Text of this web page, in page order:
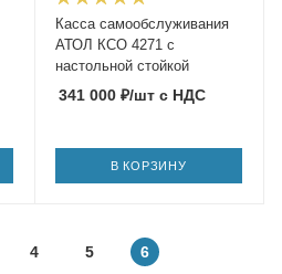
Касса самообслуживания
АТОЛ КСО 4271 с
настольной стойкой
341 000₽/штс НДС
В КОРЗИНУ
4 5 6